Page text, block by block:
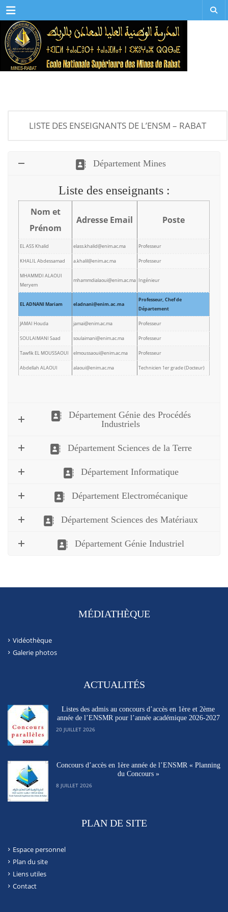
Menu
LISTE DES ENSEIGNANTS DE L’ENSM – RABAT
Département Mines
Liste des enseignants :
Nom et
Prénom
Adresse Email Poste
EL ASS Khalid elass.khalid@enim.ac.ma Professeur
KHALIL Abdessamad a.khalil@enim.ac.ma Professeur
MHAMMDI ALAOUI
Meryem
mhammdialaoui@enim.ac.ma Ingénieur
EL ADNANI Mariam eladnani@enim.ac.ma
Professeur, Chef de
Département
JAMAI Houda jamai@enim.ac.ma Professeur
SOULAIMANI Saad soulaimani@enim.ac.ma Professeur
Tawfik EL MOUSSAOUI elmoussaoui@enim.ac.ma Professeur
Abdellah ALAOUI alaoui@enim.ac.ma Technicien 1er grade (Docteur)
Département Génie des Procédés
Industriels
Département Sciences de la Terre
Département Informatique
Département Electromécanique
Département Sciences des Matériaux
Département Génie Industriel
MÉDIATHÈQUE
Vidéothèque
Galerie photos
ACTUALITÉS
Listes des admis au concours d’accès en 1ère et 2ème
année de l’ENSMR pour l’année académique 2026-2027
20 JUILLET 2026
Concours d’accès en 1ère année de l’ENSMR « Planning
du Concours »
8 JUILLET 2026
PLAN DE SITE
Espace personnel
Plan du site
Liens utiles
Contact